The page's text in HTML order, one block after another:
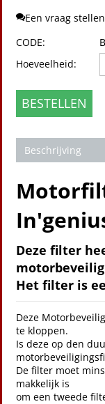
Een vraag stellen
CODE:
Hoeveelheid:
BESTELLEN
Beschrijving
Deze filter
Het filter is
Deze
te kloppen.
Is deze op den
De filter moet
makkelijk is
om een tweede